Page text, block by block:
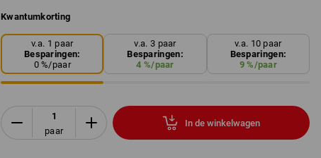
Kwantumkorting
v.a. 1 paar
Besparingen:
0%/paar
v.a. 3 paar
Besparingen:
4 %/paar
v.a. 10 paar
Besparingen:
9%/paar
paar
In de winkelwagen